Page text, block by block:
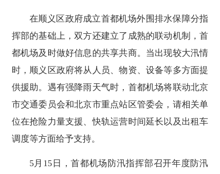
在顺义区政府成立首都机场外围排水保障分指
挥部的基础上，双方还建立了成熟的联动机制，首
都机场及时做好信息的共享共商。当出现较大汛情
时，顺义区政府将从人员、物资、设备等多方面提
供援助。遇有强降雨天气时，首都机场将联动北京
市交通委员会和北京市重点站区管委会，请相关单
位在抢险力量支援、快轨运营时间延长以及出租车
调度等方面给予支持。
5月15日，首都机场防汛指挥部召开年度防汛